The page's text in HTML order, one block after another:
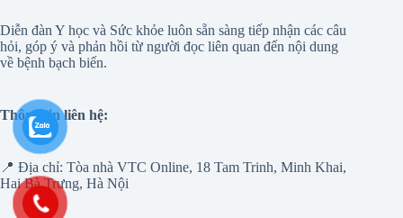
Diễn đàn Y học và Sức khỏe luôn sẵn sàng tiếp nhận các câu
hỏi, góp ý và phản hồi từ người đọc liên quan đến nội dung
về bệnh bạch biến.
Thông tin liên hệ:
📍 Địa chỉ: Tòa nhà VTC Online, 18 Tam Trinh, Minh Khai,
Hai Bà Trưng, Hà Nội